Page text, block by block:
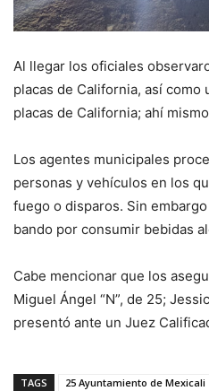
Al llegar los oficiales
placas de California, así
placas de California; ahí
Los agentes municipales
personas y vehículos en los
fuego o disparos. Sin
bando por consumir bebidas
Cabe mencionar que los
Miguel Ángel “N”, de 25;
presentó ante un Juez
TAGS 25 Ayuntamiento de Mexicali